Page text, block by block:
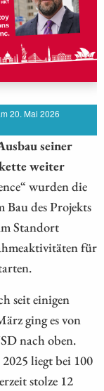
20. Mai 2026
seiner
weiter
wurden die
des Projekts
Standort
für
seit einigen
ging es von
nach oben.
liegt bei 100
stolze 12